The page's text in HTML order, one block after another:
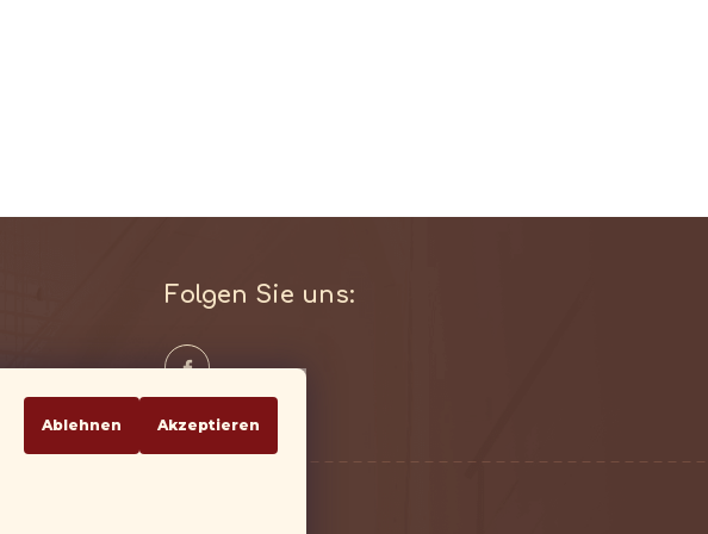
Ablehnen Akzeptieren
Folgen Sie uns: